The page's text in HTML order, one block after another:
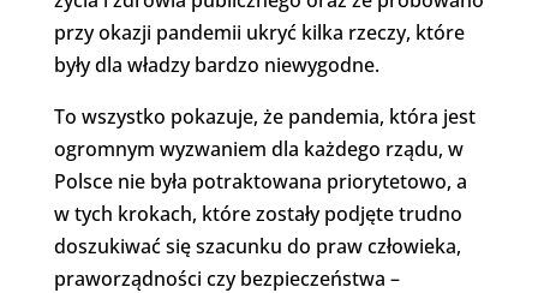
przy okazji pandemii ukryć kilka rzeczy, które
były dla władzy bardzo niewygodne.
To wszystko pokazuje, że pandemia, która jest
ogromnym wyzwaniem dla każdego rządu, w
Polsce nie była potraktowana priorytetowo, a
w tych krokach, które zostały podjęte trudno
doszukiwać się szacunku do praw człowieka,
praworządności czy bezpieczeństwa –